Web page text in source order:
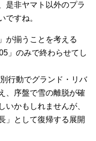
是非ヤマト以外のプラ
ですね。
が揃うことを考える
」のみで終わらせてし
行動でグランド・リバ
、序盤で雪の離脱が確
いかもしれませんが、
」として復帰する展開